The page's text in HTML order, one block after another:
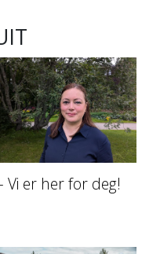
Vi er her for deg!